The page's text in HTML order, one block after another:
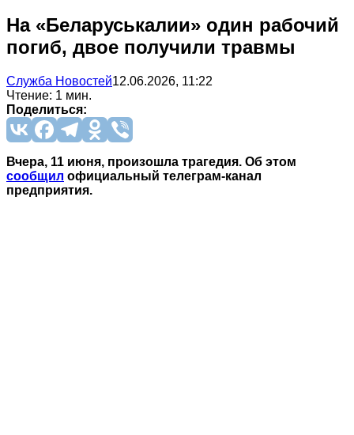
На «Беларуськалии» один рабочий
погиб, двое получили травмы
Служба Новостей12.06.2026, 11:22
Чтение: 1 мин.
Поделиться:
Вчера, 11 июня, произошла трагедия. Об этом
сообщил официальный телеграм-канал
предприятия.